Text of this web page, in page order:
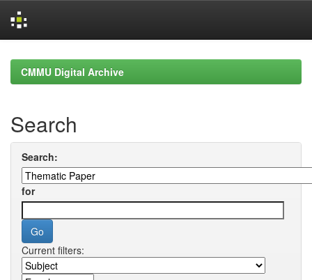
navigationCMMU Digital Archive
Search
Search:
for
Current filters: